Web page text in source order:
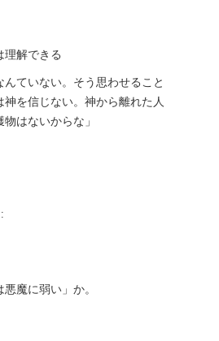
理解できる
んていない。そう思わせること
を信じない。神から離れた人
はないからな」
悪魔に弱い」か。